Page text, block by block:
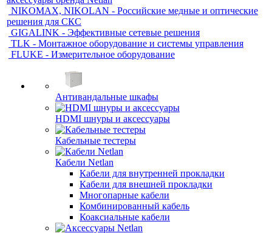
NIKOMAX, NIKOLAN - Российские медные и оптические
решения для СКС
GIGALINK - Эффективные сетевые решения
TLK - Монтажное оборудование и системы управления
FLUKE - Измерительное оборудование
Антивандальные шкафы
HDMI шнуры и аксессуары
Кабельные тестеры
Кабели Netlan
Кабели для внутренней прокладки
Кабели для внешней прокладки
Многопарные кабели
Комбинированный кабель
Коаксиальные кабели